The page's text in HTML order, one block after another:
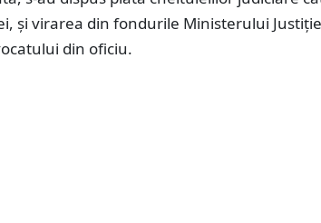
și virarea din fondurile Ministerului
din oficiu.